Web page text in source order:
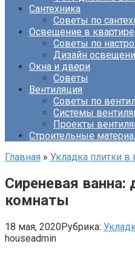
Сантехника
Советы по
Освещение в квартире
Советы по
Дизайн
Окна и двери
Советы
Вентиляция
Советы по
Системы
Проекты
Строительные
Главная » Укладка плитки в
Сиреневая ванна:
комнаты
18 мая, 2020Рубрика:
houseadmin